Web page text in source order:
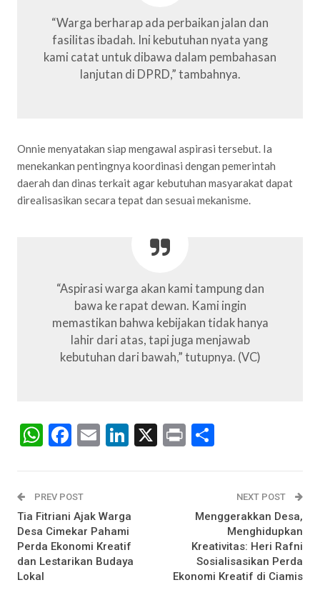
“Warga berharap ada perbaikan jalan dan
fasilitas ibadah. Ini kebutuhan nyata yang
kami catat untuk dibawa dalam pembahasan
lanjutan di DPRD,” tambahnya.
Onnie menyatakan siap mengawal aspirasi tersebut. Ia
menekankan pentingnya koordinasi dengan pemerintah
daerah dan dinas terkait agar kebutuhan masyarakat dapat
direalisasikan secara tepat dan sesuai mekanisme.
“Aspirasi warga akan kami tampung dan
bawa ke rapat dewan. Kami ingin
memastikan bahwa kebijakan tidak hanya
lahir dari atas, tapi juga menjawab
kebutuhan dari bawah,” tutupnya. (VC)
WhatsApp
Facebook
EmailLinkedIn
X Print
PREV POST
Tia Fitriani Ajak Warga
Desa Cimekar Pahami
Perda Ekonomi Kreatif
dan Lestarikan Budaya
Lokal
NEXT POST
Menggerakkan Desa,
Menghidupkan
Kreativitas: Heri Rafni
Sosialisasikan Perda
Ekonomi Kreatif di Ciamis